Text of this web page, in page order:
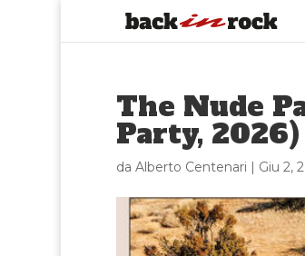
The Nude
Party, 2026)
da Alberto Centenari | Giu 2,